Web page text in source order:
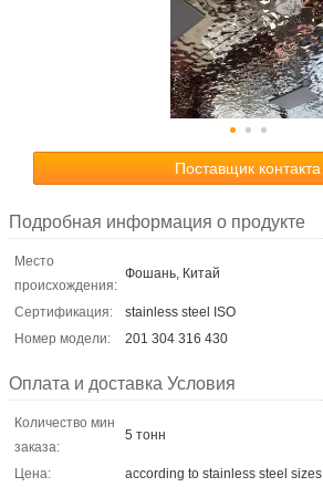
Поставщик контакта
Подробная информация о продукте
Место
происхождения:
Фошань, Китай
Сертификация:
stainless steel ISO
Номер модели:
201 304 316 430
Оплата и доставка Условия
Количество мин
заказа:
5 тонн
Цена:
according to stainless steel sizes